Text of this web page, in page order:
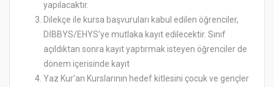
yapılacaktır.
Dilekçe ile kursa başvuruları kabul edilen öğrenciler,
DİBBYS/EHYS’ye mutlaka kayıt edilecektir. Sınıf
açıldıktan sonra kayıt yaptırmak isteyen öğrenciler de
dönem içerisinde kayıt
Yaz Kur’an Kurslarının hedef kitlesini çocuk ve gençler